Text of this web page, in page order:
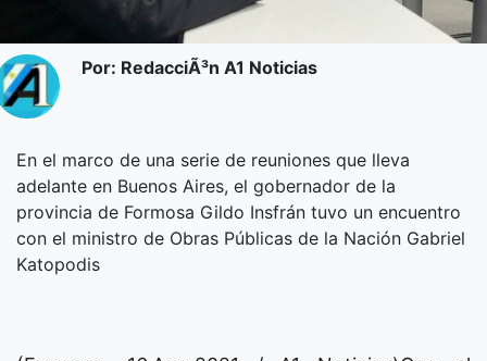
Por: RedacciÃ³n A1 Noticias
En el marco de una serie de reuniones que lleva
adelante en Buenos Aires, el gobernador de la
provincia de Formosa Gildo Insfrán tuvo un encuentro
con el ministro de Obras Públicas de la Nación Gabriel
Katopodis